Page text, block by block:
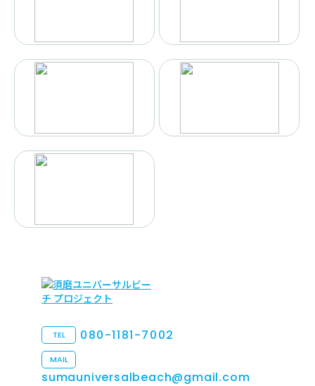
TEL 080-1181-7002
MAIL
sumauniversalbeach@gmail.com